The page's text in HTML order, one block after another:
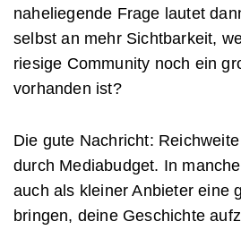
naheliegende Frage lautet
selbst an mehr Sichtbarkeit,
riesige Community noch ein
vorhanden ist?
Die gute Nachricht:
durch Mediabudget. In
auch als kleiner Anbieter eine
bringen, deine Geschichte